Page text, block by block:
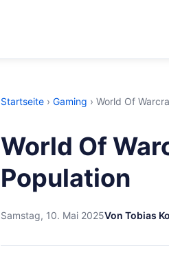
Startseite › Gaming › World Of
World Of
Population
Samstag, 10. Mai 2025Von Tobias